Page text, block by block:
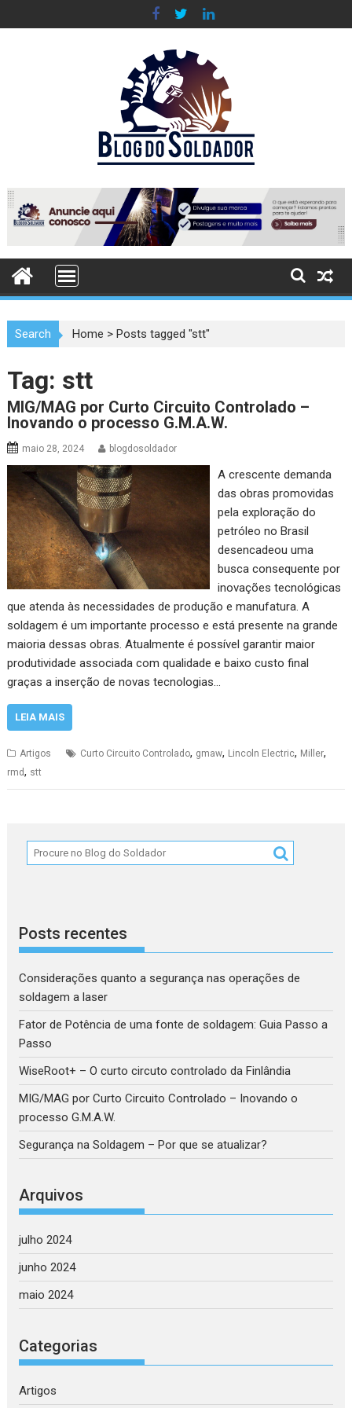
to
Search Home >Posts tagged "stt"
Tag: stt
MIG/MAG por Curto Circuito Controlado –
Inovando o processo G.M.A.W.
maio 28, 2024 blogdosoldador
A crescente demanda
das obras promovidas
pela exploração do
petróleo no Brasil
desencadeou uma
busca consequente por
inovações tecnológicas
que atenda às necessidades de produção e manufatura. A
soldagem é um importante processo e está presente na grande
maioria dessas obras. Atualmente é possível garantir maior
produtividade associada com qualidade e baixo custo final
graças a inserção de novas tecnologias…
LEIA MAIS
Artigos Curto Circuito Controlado, gmaw, Lincoln Electric, Miller,
rmd, stt
Posts recentes
Considerações quanto a segurança nas operações de
soldagem a laser
Fator de Potência de uma fonte de soldagem: Guia Passo a
Passo
WiseRoot+ – O curto circuto controlado da Finlândia
MIG/MAG por Curto Circuito Controlado – Inovando o
processo G.M.A.W.
Segurança na Soldagem – Por que se atualizar?
Arquivos
julho 2024
junho 2024
maio 2024
Categorias
Artigos